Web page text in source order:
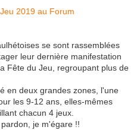
se sont rassemblées
leur dernière manifestation
Fête du Jeu, regroupant plus de
en deux grandes zones, l'une
les 9-12 ans, elles-mêmes
chacun 4 jeux.
je m'égare !!